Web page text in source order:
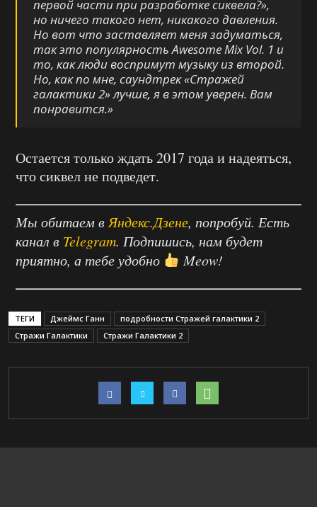
первой части при разработке сиквела?»,
но ничего такого нет, никакого давления.
Но вот что заставляет меня задуматься,
так это популярностьAwesome Mix Vol. 1 и
то, как люди воспримут музыку из второй.
Но, как по мне, саундтрек «Стражей
галактики 2»лучше, я в этом уверен. Вам
понравится.»
Остается только ждать 2017 года и надеяться,
что сиквел не подведет.
Мы обитаем вЯндекс.Дзене, попробуй. Есть
канал в Telegram. Подпишись, нам будет
приятно, а тебе удобно
Meow!
ТЕГИ Джеймс Ганн
подробности Стражей галактики 2
Стражи Галактики
Стражи Галактики 2